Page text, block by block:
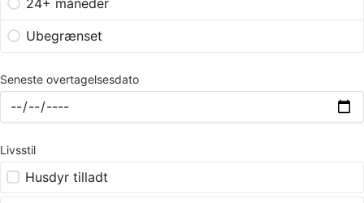
24+ måneder
Ubegrænset
Seneste overtagelsesdato
Livsstil
Husdyr tilladt